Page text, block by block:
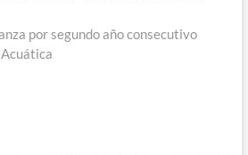
por segundo año consecutivo